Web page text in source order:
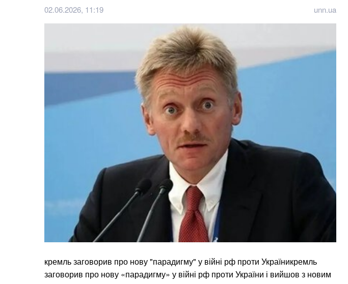
02.06.2026, 11:19 unn.ua
кремль заговорив про нову "парадигму" у війні рф проти Україникремль
заговорив про нову «парадигму» у війні рф проти України і вийшов з новим